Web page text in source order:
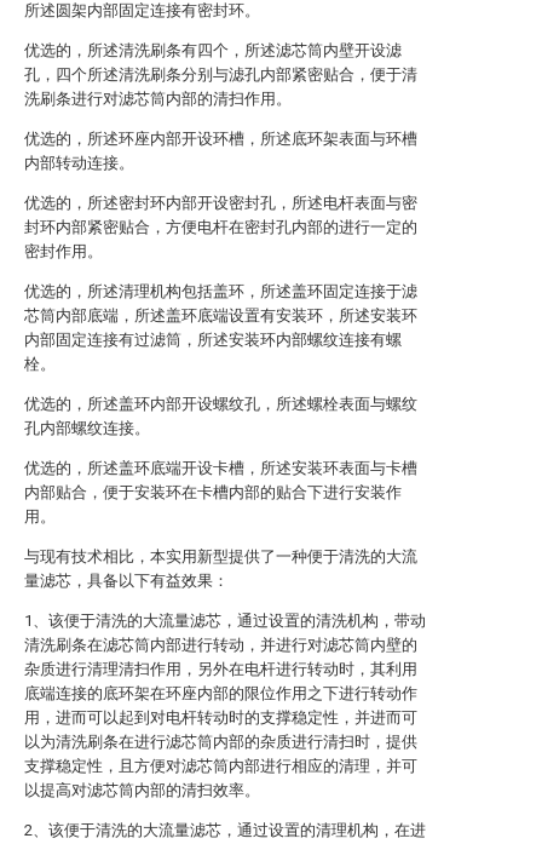
所述圆架内部固定连接有密封环。
优选的，所述清洗刷条有四个，所述滤芯筒内壁开设滤
孔，四个所述清洗刷条分别与滤孔内部紧密贴合，便于清
洗刷条进行对滤芯筒内部的清扫作用。
优选的，所述环座内部开设环槽，所述底环架表面与环槽
内部转动连接。
优选的，所述密封环内部开设密封孔，所述电杆表面与密
封环内部紧密贴合，方便电杆在密封孔内部的进行一定的
密封作用。
优选的，所述清理机构包括盖环，所述盖环固定连接于滤
芯筒内部底端，所述盖环底端设置有安装环，所述安装环
内部固定连接有过滤筒，所述安装环内部螺纹连接有螺
栓。
优选的，所述盖环内部开设螺纹孔，所述螺栓表面与螺纹
孔内部螺纹连接。
优选的，所述盖环底端开设卡槽，所述安装环表面与卡槽
内部贴合，便于安装环在卡槽内部的贴合下进行安装作
用。
与现有技术相比，本实用新型提供了一种便于清洗的大流
量滤芯，具备以下有益效果：
1、该便于清洗的大流量滤芯，通过设置的清洗机构，带动
清洗刷条在滤芯筒内部进行转动，并进行对滤芯筒内壁的
杂质进行清理清扫作用，另外在电杆进行转动时，其利用
底端连接的底环架在环座内部的限位作用之下进行转动作
用，进而可以起到对电杆转动时的支撑稳定性，并进而可
以为清洗刷条在进行滤芯筒内部的杂质进行清扫时，提供
支撑稳定性，且方便对滤芯筒内部进行相应的清理，并可
以提高对滤芯筒内部的清扫效率。
2、该便于清洗的大流量滤芯，通过设置的清理机构，在进